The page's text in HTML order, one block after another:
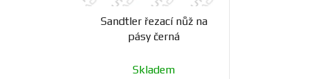
Sandtler řezací nůž na
pásy černá
Skladem